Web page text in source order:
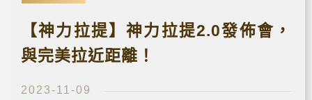
【神力拉提】神力拉提2.0發佈會，
與完美拉近距離！
2023-11-09